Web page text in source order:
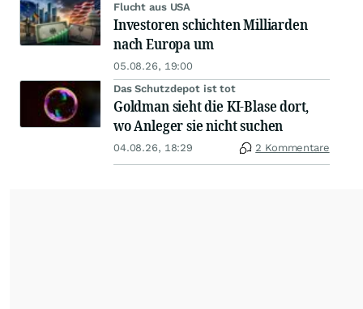
Flucht aus USA
Investoren schichten Milliarden
nach Europa um
05.08.26, 19:00
Das Schutzdepot ist tot
Goldman sieht die KI-Blase dort,
wo Anleger sie nicht suchen
04.08.26, 18:29 2 Kommentare